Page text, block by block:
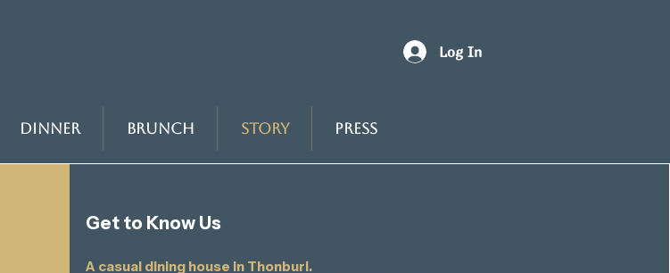
Log In
Dinner Brunch Story Press
Get to Know Us
A casual dining house in Thonburi.